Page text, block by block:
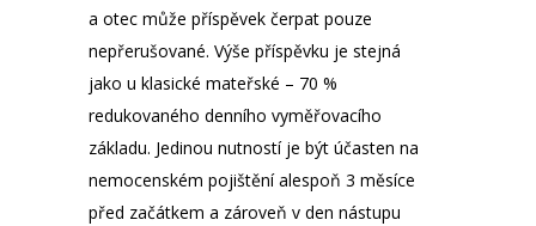
a otec může příspěvek čerpat pouze
nepřerušované. Výše příspěvku je stejná
jako u klasické mateřské – 70 %
redukovaného denního vyměřovacího
základu. Jedinou nutností je být účasten na
nemocenském pojištění alespoň 3 měsíce
před začátkem a zároveň v den nástupu